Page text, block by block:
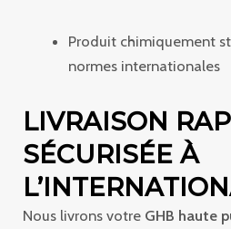
Produit chimiquement
normes internationales
LIVRAISON
SÉCURISÉE À
Nous livrons votre GHB haute